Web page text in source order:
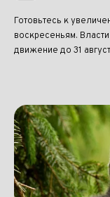
Готовьтесь к
воскресеньям.
движение до 31